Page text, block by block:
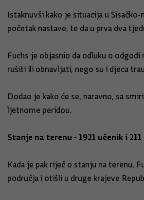
Istaknuvši kako je situacija u
početak nastave, te da u prva dva
Fuchs je objasnio da odluku o
rušiti ili obnavljati, nego su i djeca
Dodao je kako će se, naravno, sa
ljetnome peridou.
Stanje na terenu - 1921 učenik i
Kada je pak riječ o stanju na terenu,
područja i otišli u druge krajeve